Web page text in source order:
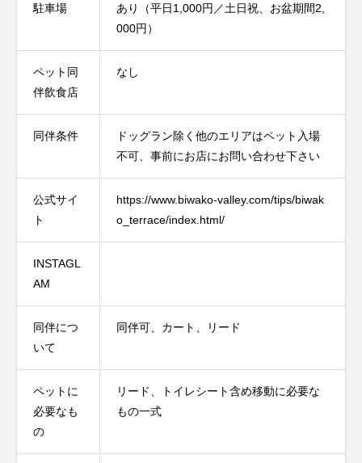
駐車場
あり（平日1,000円／土日祝、お盆期間2,
000円）
ペット同
伴飲食店
なし
同伴条件
ドッグラン除く他のエリアはペット入場
不可、事前にお店にお問い合わせ下さい
公式サイ
ト
https://www.biwako-valley.com/tips/biwak
o_terrace/index.html/
INSTAGL
AM
同伴につ
いて
同伴可、カート、リード
ペットに
必要なも
の
リード、トイレシート含め移動に必要な
もの一式